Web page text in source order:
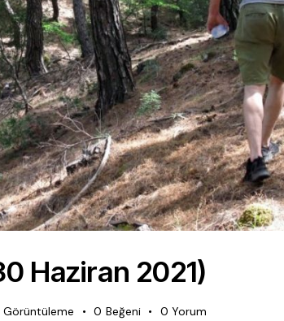
Haziran 2021)
Görüntüleme 0 Beğeni 0 Yorum